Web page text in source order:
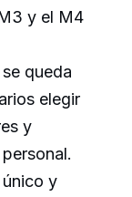
y el M4
queda
elegir
y
y